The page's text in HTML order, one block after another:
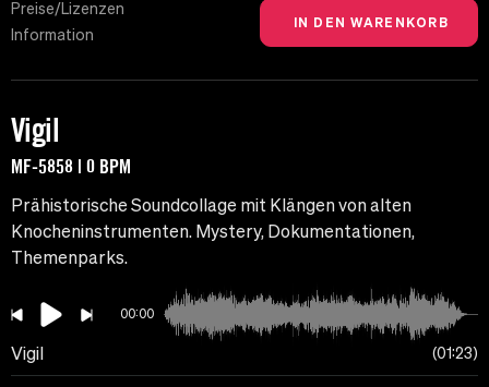
Preise/Lizenzen
Information
Vigil
MF-5858 | 0 BPM
Prähistorische Soundcollage mit Klängen von alten
Knocheninstrumenten. Mystery, Dokumentationen,
Themenparks.
00:00
Vigil 01:23